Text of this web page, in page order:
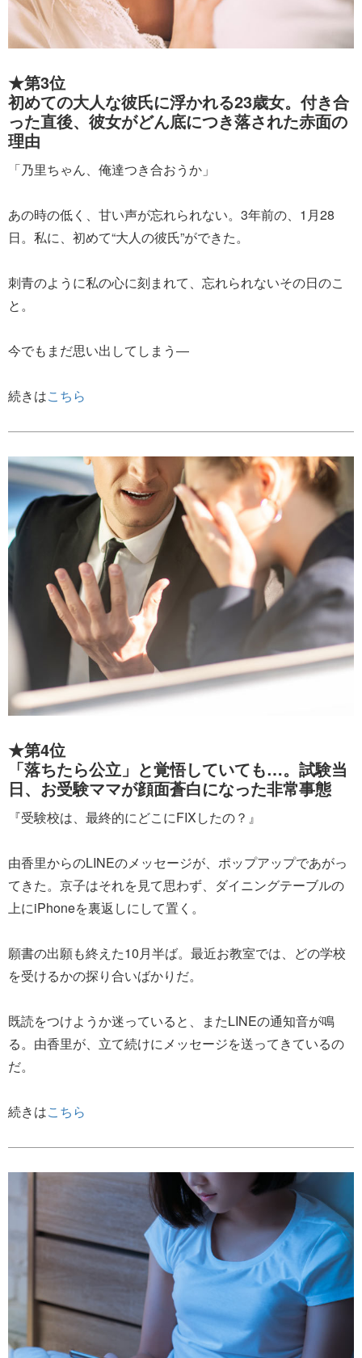
★第3位
初めての大人な彼氏に浮かれる23歳女。付き合
った直後、彼女がどん底につき落された赤面の
理由
「乃里ちゃん、俺達つき合おうか」
あの時の低く、甘い声が忘れられない。3年前の、1月28
日。私に、初めて“大人の彼氏”ができた。
刺青のように私の心に刻まれて、忘れられないその日のこ
と。
今でもまだ思い出してしまう―
続きはこちら
★第4位
「落ちたら公立」と覚悟していても…。試験当
日、お受験ママが顔面蒼白になった非常事態
『受験校は、最終的にどこにFIXしたの？』
由香里からのLINEのメッセージが、ポップアップであがっ
てきた。京子はそれを見て思わず、ダイニングテーブルの
上にiPhoneを裏返しにして置く。
願書の出願も終えた10月半ば。最近お教室では、どの学校
を受けるかの探り合いばかりだ。
既読をつけようか迷っていると、またLINEの通知音が鳴
る。由香里が、立て続けにメッセージを送ってきているの
だ。
続きはこちら